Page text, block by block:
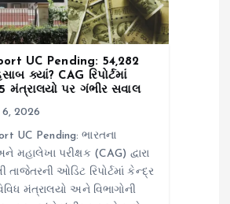
UC Pending: ₹54,282
ક્યાં? CAG રિપોર્ટમાં
મંત્રાલયો પર ગંભીર સવાલ
2026
UC Pending: ભારતના
મહાલેખા પરીક્ષક (CAG) દ્વારા
તાજેતરની ઓડિટ રિપોર્ટમાં કેન્દ્ર
મંત્રાલયો અને વિભાગોની